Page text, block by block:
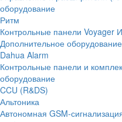
оборудование
Ритм
Контрольные панели Voyager
Дополнительное оборудование
Dahua Alarm
Контрольные панели и
оборудование
CCU (R&DS)
Альтоника
Автономная GSM-